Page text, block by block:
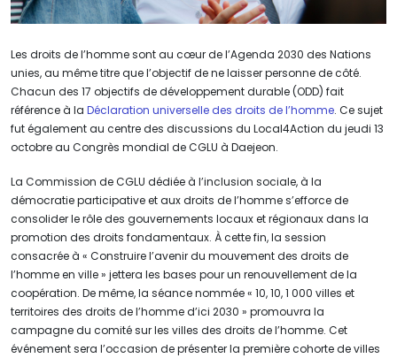
Les droits de l’homme sont au cœur de l’Agenda 2030 des Nations
unies, au même titre que l’objectif de ne laisser personne de côté.
Chacun des 17 objectifs de développement durable (ODD) fait
référence à la Déclaration universelle des droits de l’homme. Ce sujet
fut également au centre des discussions du Local4Action du jeudi 13
octobre au Congrès mondial de CGLU à Daejeon.
La Commission de CGLU dédiée à l’inclusion sociale, à la
démocratie participative et aux droits de l’homme s’efforce de
consolider le rôle des gouvernements locaux et régionaux dans la
promotion des droits fondamentaux. À cette fin, la session
consacrée à « Construire l’avenir du mouvement des droits de
l’homme en ville » jettera les bases pour un renouvellement de la
coopération. De même, la séance nommée « 10, 10, 1 000 villes et
territoires des droits de l’homme d’ici 2030 » promouvra la
campagne du comité sur les villes des droits de l’homme. Cet
événement sera l’occasion de présenter la première cohorte de villes